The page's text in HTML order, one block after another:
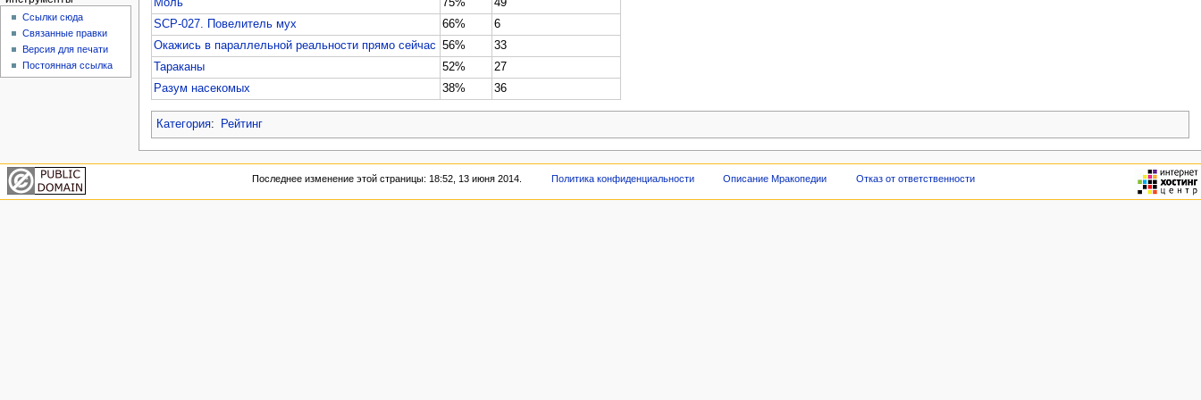
SCP-027. Повелитель мух
66%
6
Окажись в параллельной реальности прямо сейчас 56%
33
Тараканы
52%
27
Разум насекомых
38% 36
Категория: Рейтинг
Ссылки сюда
Связанные правки
Версия для печати
Постоянная ссылка
Последнее изменение этой страницы: 18:52, 13 июня 2014. Политика конфиденциальности Описание Мракопедии Отказ от ответственности